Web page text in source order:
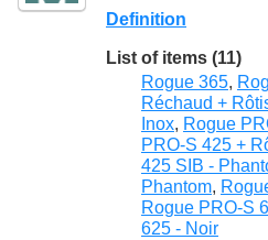
Definition
List of items (11)
Rogue 365,
Réchaud +
Inox, Rogue
PRO-S 425 +
425 SIB -
Phantom,
Rogue PRO-S
625 - Noir